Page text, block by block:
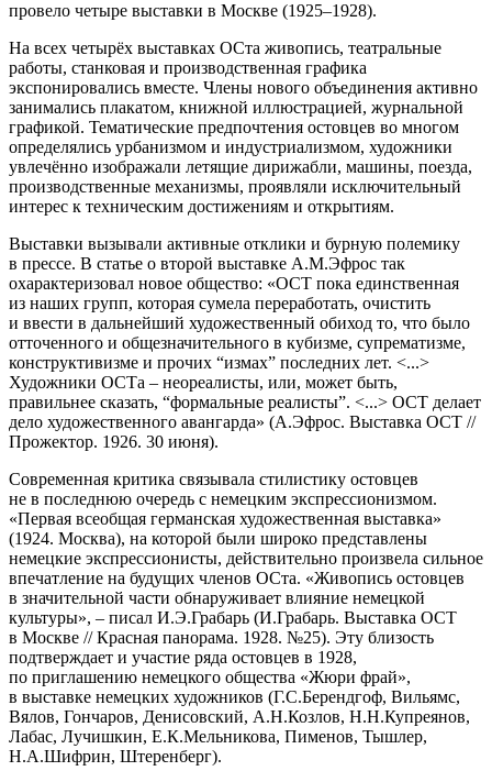
провело четыре выставки в Москве (1925–1928).
На всех четырёх выставках ОСта живопись, театральные
работы, станковая и производственная графика
экспонировались вместе. Члены нового объединения активно
занимались плакатом, книжной иллюстрацией, журнальной
графикой. Тематические предпочтения остовцев во многом
определялись урбанизмом и индустриализмом, художники
увлечённо изображали летящие дирижабли, машины, поезда,
производственные механизмы, проявляли исключительный
интерес к техническим достижениям и открытиям.
Выставки вызывали активные отклики и бурную полемику
в прессе. В статье о второй выставке А.М.Эфрос так
охарактеризовал новое общество: «ОСТ пока единственная
из наших групп, которая сумела переработать, очистить
и ввести в дальнейший художественный обиход то, что было
отточенного и общезначительного в кубизме, супрематизме,
конструктивизме и прочих “измах” последних лет. <...>
Художники ОСТа – неореалисты, или, может быть,
правильнее сказать, “формальные реалисты”. <...> ОСТ делает
дело художественного авангарда» (А.Эфрос. Выставка ОСТ //
Прожектор. 1926. 30 июня).
Современная критика связывала стилистику остовцев
не в последнюю очередь с немецким экспрессионизмом.
«Первая всеобщая германская художественная выставка»
(1924. Москва), на которой были широко представлены
немецкие экспрессионисты, действительно произвела сильное
впечатление на будущих членов ОСта. «Живопись остовцев
в значительной части обнаруживает влияние немецкой
культуры», – писал И.Э.Грабарь (И.Грабарь. Выставка ОСТ
в Москве // Красная панорама. 1928. №25). Эту близость
подтверждает и участие ряда остовцев в 1928,
по приглашению немецкого общества «Жюри фрай»,
в выставке немецких художников (Г.С.Берендгоф, Вильямс,
Вялов, Гончаров, Денисовский, А.Н.Козлов, Н.Н.Купреянов,
Лабас, Лучишкин, Е.К.Мельникова, Пименов, Тышлер,
Н.А.Шифрин, Штеренберг).